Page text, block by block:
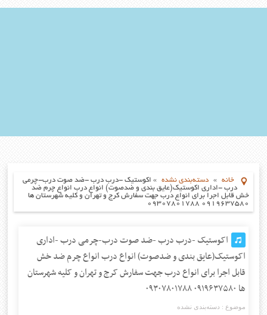
خانه » دسته‌بندی نشده » اکوستیک -درب درب -ضد صوت درب-چرمی
درب -اداری اکوستیک(عایق بندی و ضدصوت) انواع درب انواع چرم ضد
خش قابل اجرا برای انواع درب جهت سفارش کرج و تهران و کلیه شهرستان ها
۰۹۱۹۶۳۷۵۸۰ ۰۹۳۰۷۸۰۱۷۸۸
اکوستیک -درب درب -ضد صوت درب-چرمی درب -اداری
اکوستیک(عایق بندی و ضدصوت) انواع درب انواع چرم ضد خش
قابل اجرا برای انواع درب جهت سفارش کرج و تهران و کلیه شهرستان
ها ۰۹۱۹۶۳۷۵۸۰ ۰۹۳۰۷۸۰۱۷۸۸
موضوع : دسته‌بندی نشده